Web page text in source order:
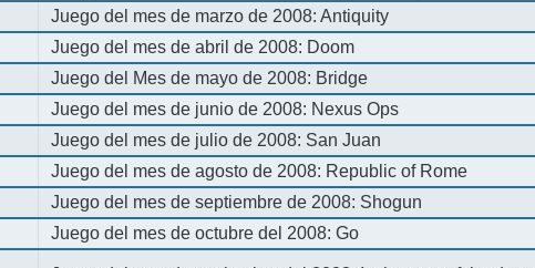
Juego del mes de marzo de 2008: Antiquity
Juego del mes de abril de 2008: Doom
Juego del Mes de mayo de 2008: Bridge
Juego del mes de junio de 2008: Nexus Ops
Juego del mes de julio de 2008: San Juan
Juego del mes de agosto de 2008: Republic of Rome
Juego del mes de septiembre de 2008: Shogun
Juego del mes de octubre del 2008: Go